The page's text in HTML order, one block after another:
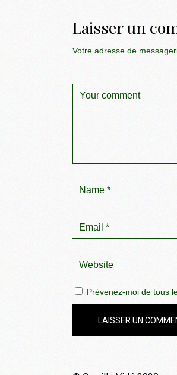
Laisser un
Votre adresse de
Prévenez-moi de tous
LAISSER UN